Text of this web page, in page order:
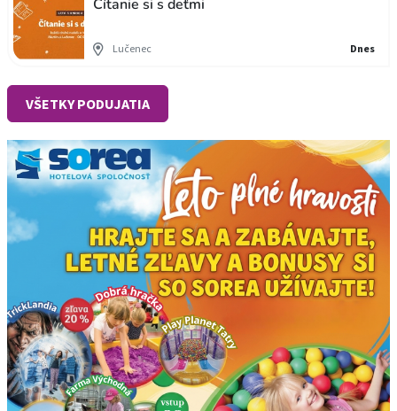
Čítanie si s deťmi
Lučenec Dnes
VŠETKY PODUJATIA